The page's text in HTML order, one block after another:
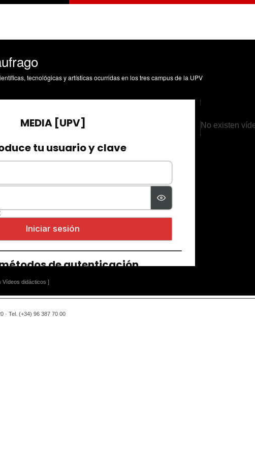
tecnológicas y artísticas ocurridas en los tres campus de la UPV
Vídeos didácticos ]
No existen
· Tel. (+34) 96 387 70 00